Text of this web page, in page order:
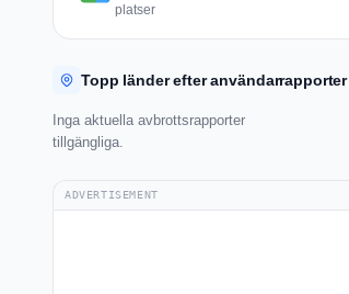
platser
Topp länder efter användarrapporter
Inga aktuella avbrottsrapporter
tillgängliga.
ADVERTISEMENT